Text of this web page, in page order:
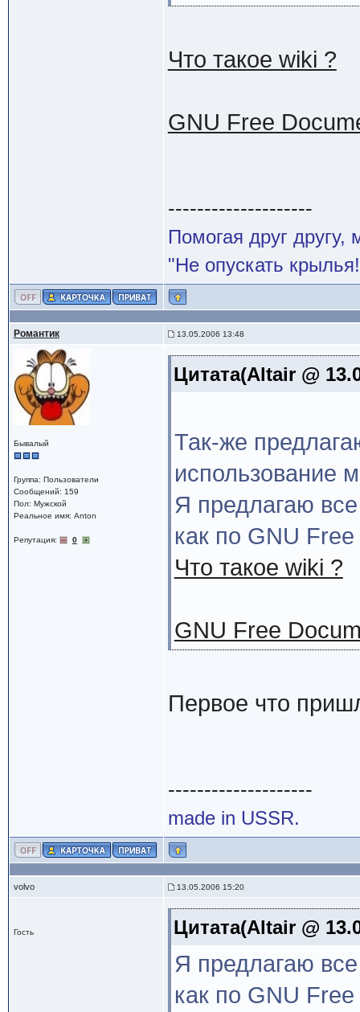
Что такое wiki ?
GNU Free
--------------------
Помогая друг
"Не опускать
Романтик 13.05.2006 13:48
Бывалый
Группа: Пользователи
Сообщений: 159
Пол: Мужской
Реальное имя: Anton
Репутация: 0
Цитата(Altair @
Так-же
использование
Я предлагаю
как по GNU
Что такое wiki ?
GNU Free
Первое что
--------------------
made in USSR.
volvo 13.05.2006 15:20
Гость Цитата(Altair @
Я предлагаю
как по GNU